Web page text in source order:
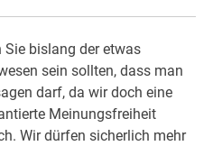
Sie bislang der etwas
sein sollten, dass man
darf, da wir doch eine
Meinungsfreiheit
Wir dürfen sicherlich mehr